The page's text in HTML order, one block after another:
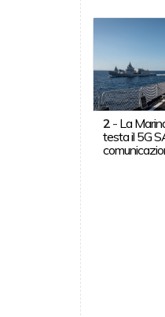
2- La
testa il 5G